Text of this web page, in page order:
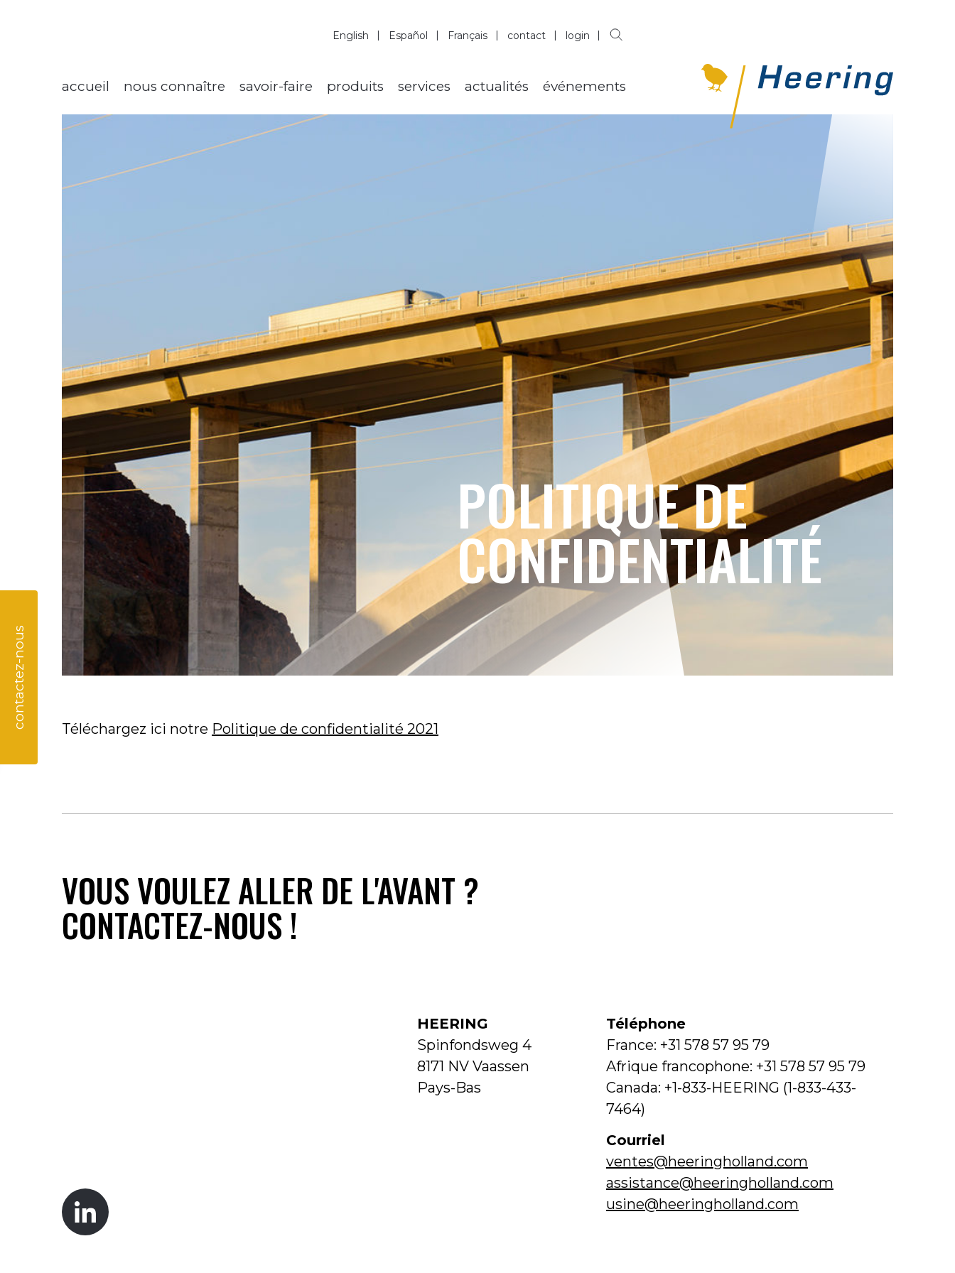
English Español Français contact login
accueil nous connaître savoir-faire produits services actualités événements
POLITIQUE DE
CONFIDENTIALITÉ
Téléchargez ici notre Politique de confidentialité 2021
VOUS VOULEZ ALLER DE L'AVANT ?
CONTACTEZ-NOUS !
HEERING
Spinfondsweg 4
8171 NV Vaassen
Pays-Bas
Téléphone
France: +31 578 57 95 79
Afrique francophone: +31 578 57 95 79
Canada: +1-833-HEERING (1-833-433-
7464)
Courriel
ventes@heeringholland.com
assistance@heeringholland.com
usine@heeringholland.com
contactez-nous